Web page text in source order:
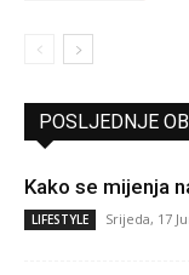
POSLJEDNJE
Kako se mijenja
LIFESTYLE Srijeda, 17